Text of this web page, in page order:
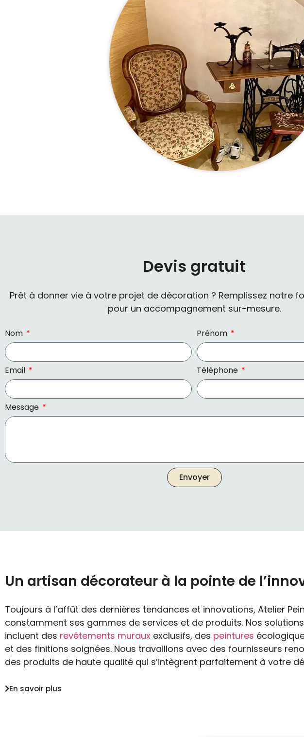
Devis gratuit
Prêt à donner vie à votre projet de décoration ? Remplissez notre
pour un accompagnement sur-mesure.
Nom Prénom
Email Téléphone
Message
Envoyer
Un artisan décorateur à la pointe de
Toujours à l’affût des dernières tendances et innovations, Atelier
constamment ses gammes de services et de produits. Nos
incluent des revêtements muraux exclusifs, des peintures
et des finitions soignées. Nous travaillons avec des fournisseurs
des produits de haute qualité qui s’intègrent parfaitement à votre
En savoir plus